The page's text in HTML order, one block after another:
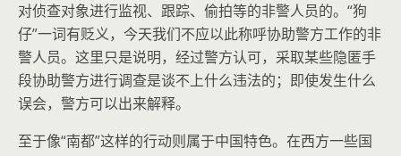
对侦查对象进行监视、跟踪、偷拍等的非警人员的。“狗
仔”一词有贬义，今天我们不应以此称呼协助警方工作的非
警人员。这里只是说明，经过警方认可，采取某些隐匿手
段协助警方进行调查是谈不上什么违法的；即使发生什么
误会，警方可以出来解释。
至于像“南都”这样的行动则属于中国特色。在西方一些国